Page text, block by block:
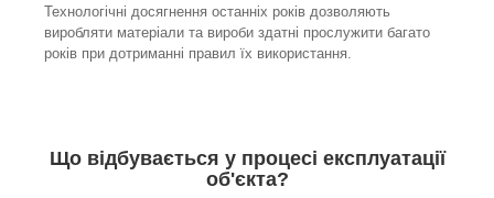
Технологічні досягнення останніх років дозволяють
виробляти матеріали та вироби здатні прослужити багато
років при дотриманні правил їх використання.
Що відбувається у процесі експлуатації
об'єкта?